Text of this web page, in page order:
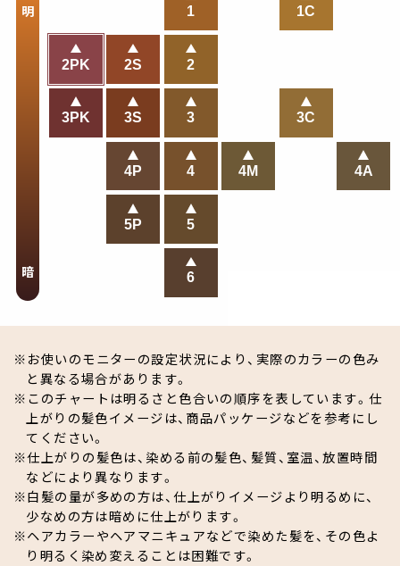
明
暗
2PK
3PK
2S
3S
4P
5P
1
2
3
4
5
6
4M
1C
3C
4A
お使いのモニターの設定状況により、実際のカラーの色み
と異なる場合があります。
このチャートは明るさと色合いの順序を表しています。仕
上がりの髪色イメージは、商品パッケージなどを参考にし
てください。
仕上がりの髪色は、染める前の髪色、髪質、室温、放置時間
などにより異なります。
白髪の量が多めの方は、仕上がりイメージより明るめに、
少なめの方は暗めに仕上がります。
ヘアカラーやヘアマニキュアなどで染めた髪を、その色よ
り明るく染め変えることは困難です。